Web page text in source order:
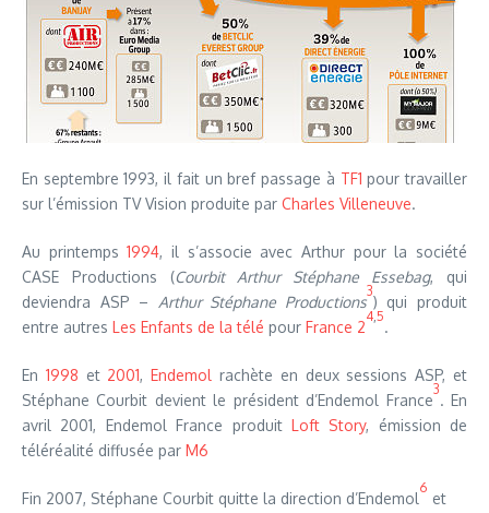
En septembre 1993, il fait un bref passage à TF1 pour travailler
sur l’émission TV Vision produite par Charles Villeneuve.
Au printemps1994, il s’associe avec Arthur pour la société
CASE Productions (Courbit Arthur Stéphane Essebag, qui
deviendra ASP – Arthur Stéphane Productions
3
) qui produit
entre autres Les Enfants de la télé pour France 2
4,5
.
En 1998 et 2001,Endemol rachète en deux sessions ASP, et
Stéphane Courbit devient le président d’Endemol France
3
. En
avril 2001, Endemol France produit Loft Story, émission de
téléréalité diffusée par M6
Fin 2007, Stéphane Courbit quitte la direction d’Endemol
6
et